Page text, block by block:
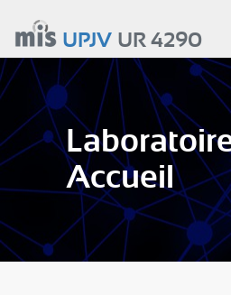
contenu
principal
UPJVUR 4290
Accueil